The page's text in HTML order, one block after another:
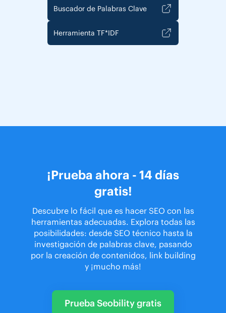
Buscador de Palabras Clave
Herramienta TF*IDF
¡Prueba ahora - 14 días
gratis!
Descubre lo fácil que es hacer SEO con las
herramientas adecuadas. Explora todas las
posibilidades: desde SEO técnico hasta la
investigación de palabras clave, pasando
por la creación de contenidos, link building
y ¡mucho más!
Prueba Seobility gratis